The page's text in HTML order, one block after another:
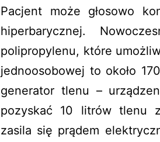
Pacjent może głosowo
hiperbarycznej.
polipropylenu, które
jednoosobowej to około
generator tlenu –
pozyskać 10 litrów tlenu
zasila się prądem